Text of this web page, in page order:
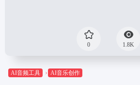
0 1.8K
AI音频工具 AI音乐创作